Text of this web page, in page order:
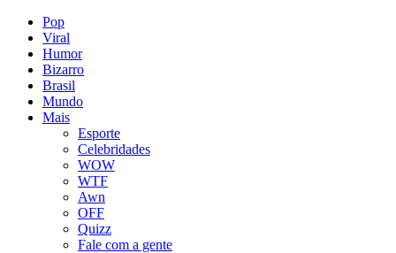
Pop
Viral
Humor
Bizarro
Brasil
Mundo
Mais
Esporte
Celebridades
WOW
WTF
Awn
OFF
Quizz
Fale com a gente